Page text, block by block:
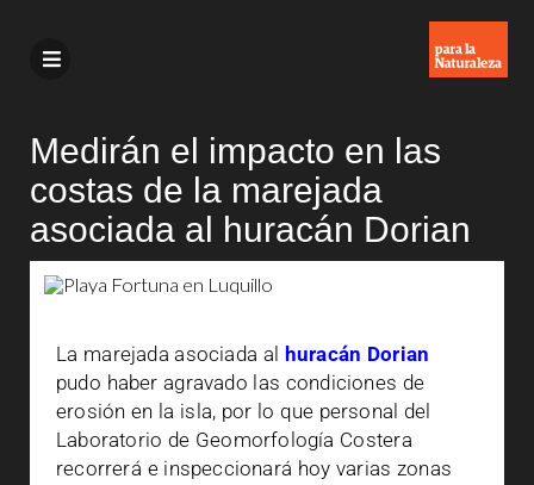
Medirán el impacto en las
costas de la marejada
asociada al huracán Dorian
La marejada asociada al
huracán Dorian
pudo haber agravado las condiciones de
erosión en la isla, por lo que personal del
Laboratorio de Geomorfología Costera
recorrerá e inspeccionará hoy varias zonas